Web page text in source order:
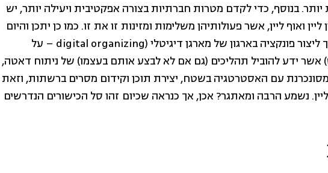
בנוסף, כדי לקדם מטרות חברתיות בצורה אפקטיבית ויעילה יותר, יש
ואוף ליין, אשר פעולותיהן משלימות ומזינות זו את זו. כמו כן יתכן והיום
מי שרוצה לקדם מאבק ציבורי צריך ליצור פונקציה בארגון של מארגן דיגיטלי (digital organizing – על
אשר ידע להוביל תהליכים (גם אם לא לבצע אותם בעצמו) של ניתוח דאטה,
עם האסטרטגיה בשטח, יצירת תוכן וקידום מסרים ברשתות, וזאת
נשמע הרבה ומאתגר? אכן, אך כנראה שכיום זהו סל הכישורים הנדרשים